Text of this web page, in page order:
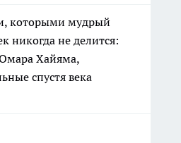
которыми мудрый
никогда не делится:
Хайяма,
спустя века